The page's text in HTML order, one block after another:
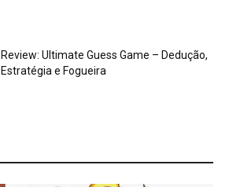
Review: Ultimate Guess Game – Dedução,
Estratégia e Fogueira